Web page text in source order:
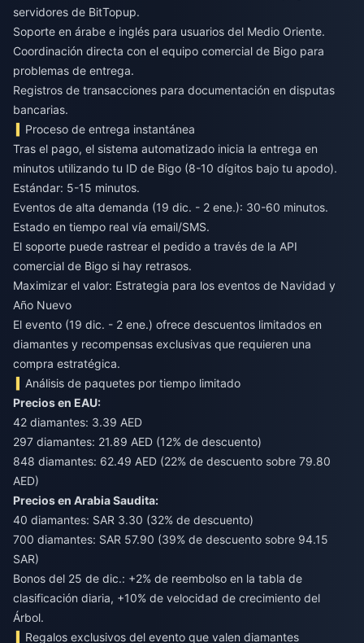
servidores de BitTopup.
Soporte en árabe e inglés para usuarios del Medio Oriente.
Coordinación directa con el equipo comercial de Bigo para
problemas de entrega.
Registros de transacciones para documentación en disputas
bancarias.
Proceso de entrega instantánea
Tras el pago, el sistema automatizado inicia la entrega en
minutos utilizando tu ID de Bigo (8-10 dígitos bajo tu apodo).
Estándar: 5-15 minutos.
Eventos de alta demanda (19 dic. - 2 ene.): 30-60 minutos.
Estado en tiempo real vía email/SMS.
El soporte puede rastrear el pedido a través de la API
comercial de Bigo si hay retrasos.
Maximizar el valor: Estrategia para los eventos de Navidad y
Año Nuevo
El evento (19 dic. - 2 ene.) ofrece descuentos limitados en
diamantes y recompensas exclusivas que requieren una
compra estratégica.
Análisis de paquetes por tiempo limitado
Precios en EAU:
42 diamantes: 3.39 AED
297 diamantes: 21.89 AED (12% de descuento)
848 diamantes: 62.49 AED (22% de descuento sobre 79.80
AED)
Precios en Arabia Saudita:
40 diamantes: SAR 3.30 (32% de descuento)
700 diamantes: SAR 57.90 (39% de descuento sobre 94.15
SAR)
Bonos del 25 de dic.: +2% de reembolso en la tabla de
clasificación diaria, +10% de velocidad de crecimiento del
Árbol.
Regalos exclusivos del evento que valen diamantes